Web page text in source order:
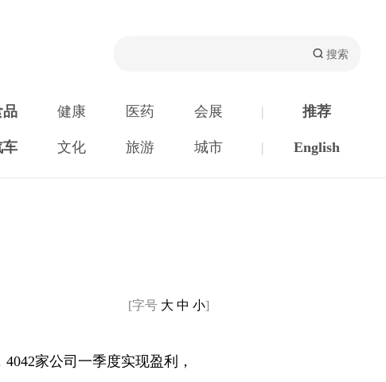
品 健康 医药 会展 | 推荐
车 文化 旅游 城市 | English
[字号 大 中 小]
家公司一季度实现盈利，